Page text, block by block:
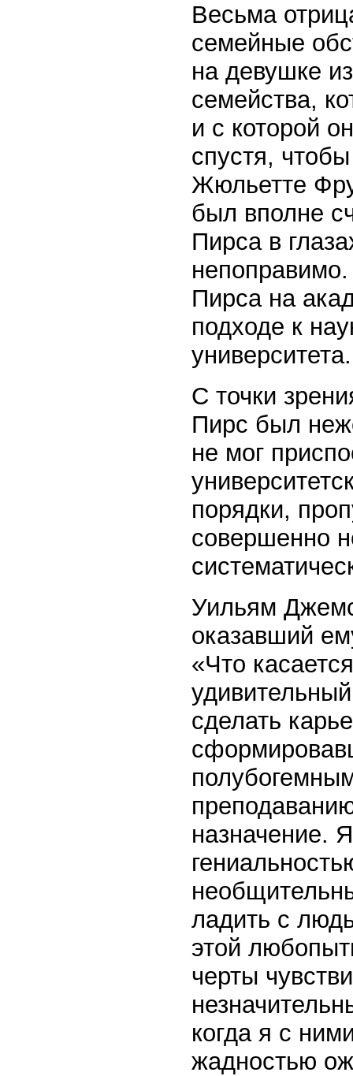
Весьма
семейные
на девушке
семейства,
и с которой
спустя,
Жюльетте
был вполне
Пирса в
Пирса на
подходе к
университета.
С точки
Пирс был
не мог
порядки,
совершенно
Уильям
оказавший
«Что
сделать
назначение.
ладить с
этой
черты
когда я с
жадностью